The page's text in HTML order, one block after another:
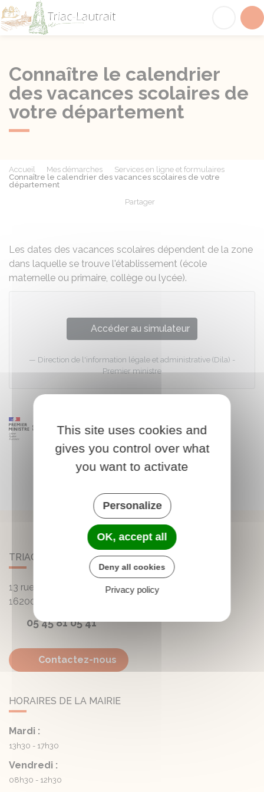
Connaître le calendrier
des vacances scolaires de
votre département
Accueil Mes démarches
Services en ligne et formulaires
Connaître le calendrier des vacances scolaires de votre
département
Partager
Les dates des vacances scolaires dépendent de la zone
dans laquelle se trouve l'établissement (école
maternelle ou primaire, collège ou lycée).
Accéder au simulateur
Direction de l'information légale et administrative (Dila) -
Premier ministre
TRIAC-LAUTRAIT
13 rue de la Mairie - Lautrait
16200
05 45 81 05 41
Contactez-nous
HORAIRES DE LA MAIRIE
Mardi :
13h30 - 17h30
Vendredi :
08h30 - 12h30
This site uses cookies and
gives you control over what
you want to activate
Personalize
OK, accept all
Deny all cookies
Privacy policy